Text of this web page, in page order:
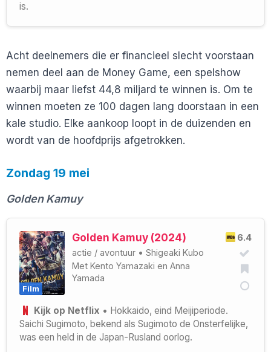
is.
Acht deelnemers die er financieel slecht voorstaan
nemen deel aan de Money Game, een spelshow
waarbij maar liefst 44,8 miljard te winnen is. Om te
winnen moeten ze 100 dagen lang doorstaan in een
kale studio. Elke aankoop loopt in de duizenden en
wordt van de hoofdprijs afgetrokken.
Zondag 19 mei
Golden Kamuy
Film
6.4
Golden Kamuy (2024)
actie / avontuur • Shigeaki Kubo
Met Kento Yamazaki en Anna
Yamada
Kijk op Netflix • Hokkaido, eind Meijiperiode.
Saichi Sugimoto, bekend als Sugimoto de Onsterfelijke,
was een held in de Japan-Rusland oorlog.